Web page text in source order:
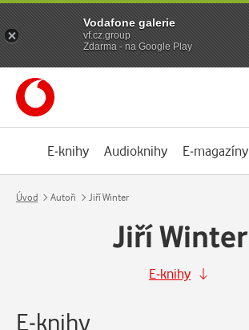
E-knihy Audioknihy E-magazíny
Úvod Autoři Jiří Winter
Jiří Winter
E-knihy
E-knihy
Vodafone galerie
vf.cz.group
Zdarma - na Google Play